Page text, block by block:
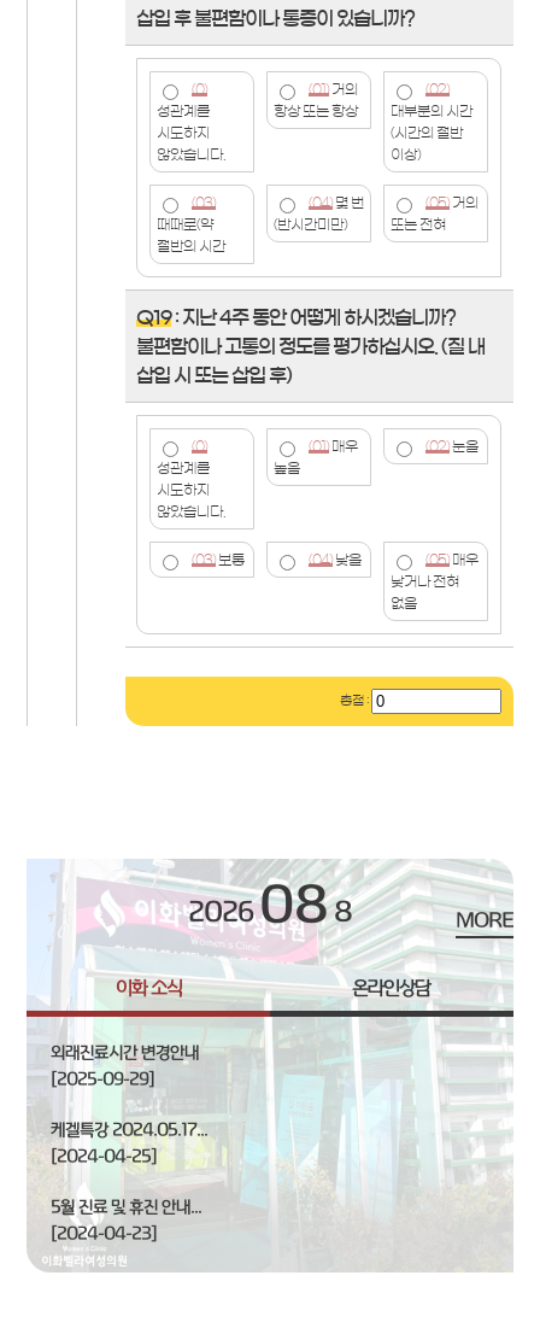
삽입 후 불편함이나 통증이 있습니까?
(0)
성관계를
시도하지
않았습니다.
(01)거의
항상 또는 항상
(02)
대부분의 시간
(시간의 절반
이상)
(03)
때때로(약
절반의 시간
(04)몇 번
(반시간미만)
(05)거의
또는 전혀
Q19: 지난 4주 동안 어떻게 하시겠습니까?
불편함이나 고통의 정도를 평가하십시오. (질 내
삽입 시 또는 삽입 후)
(0)
성관계를
시도하지
않았습니다.
(01)매우
높음
(02)눈을
(03)보통 (04)낮을 (05)매우
낮거나 전혀
없음
총점 :
2026 08 8
이화 소식 온라인상담
MORE
외래진료시간 변경안내
[2025-09-29]
케겔특강 2024.05.17...
[2024-04-25]
5월 진료 및 휴진 안내...
[2024-04-23]